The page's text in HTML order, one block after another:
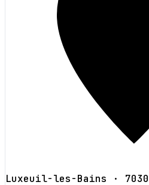
Luxeuil-les-Bains ·